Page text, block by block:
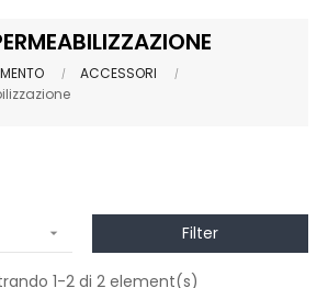
ACCESSORI
 Filter
1-2 di 2 element(s)